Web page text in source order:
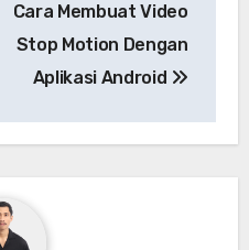
Cara Membuat Video
Stop Motion Dengan
Aplikasi Android